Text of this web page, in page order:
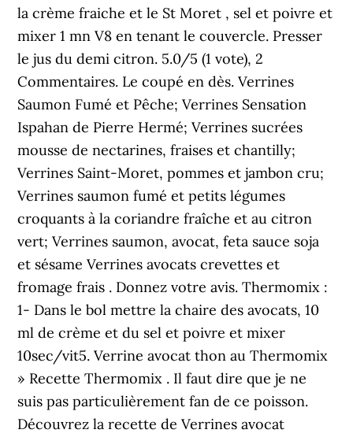
la crème fraiche et le St Moret , sel et poivre et
mixer 1 mn V8 en tenant le couvercle. Presser
le jus du demi citron. 5.0/5 (1 vote), 2
Commentaires. Le coupé en dès. Verrines
Saumon Fumé et Pêche; Verrines Sensation
Ispahan de Pierre Hermé; Verrines sucrées
mousse de nectarines, fraises et chantilly;
Verrines Saint-Moret, pommes et jambon cru;
Verrines saumon fumé et petits légumes
croquants à la coriandre fraîche et au citron
vert; Verrines saumon, avocat, feta sauce soja
et sésame Verrines avocats crevettes et
fromage frais . Donnez votre avis. Thermomix :
1- Dans le bol mettre la chaire des avocats, 10
ml de crème et du sel et poivre et mixer
10sec/vit5. Verrine avocat thon au Thermomix
» Recette Thermomix . Il faut dire que je ne
suis pas particulièrement fan de ce poisson.
Découvrez la recette de Verrines avocat